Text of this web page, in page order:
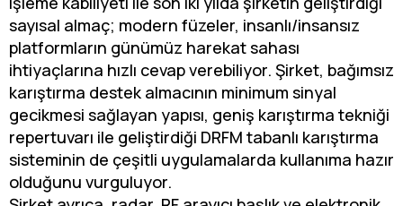
sayısal almaç; modern füzeler, insanlı/insansız
platformların günümüz harekat sahası
ihtiyaçlarına hızlı cevap verebiliyor. Şirket, bağımsız
karıştırma destek almacının minimum sinyal
gecikmesi sağlayan yapısı, geniş karıştırma tekniği
repertuvarı ile geliştirdiği DRFM tabanlı karıştırma
sisteminin de çeşitli uygulamalarda kullanıma hazır
olduğunu vurguluyor.